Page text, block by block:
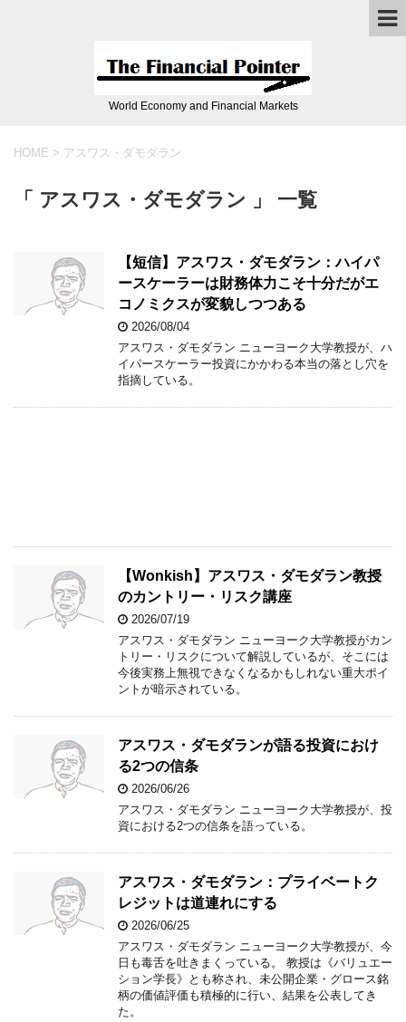
World Economy and Financial Markets
HOME > アスワス・ダモダラン
「 アスワス・ダモダラン 」 一覧
【短信】アスワス・ダモダラン：ハイパ
ースケーラーは財務体力こそ十分だがエ
コノミクスが変貌しつつある
2026/08/04
アスワス・ダモダラン ニューヨーク大学教授が、ハ
イパースケーラー投資にかかわる本当の落とし穴を
指摘している。
【Wonkish】アスワス・ダモダラン教授
のカントリー・リスク講座
2026/07/19
アスワス・ダモダラン ニューヨーク大学教授がカン
トリー・リスクについて解説しているが、そこには
今後実務上無視できなくなるかもしれない重大ポイ
ントが暗示されている。
アスワス・ダモダランが語る投資におけ
る2つの信条
2026/06/26
アスワス・ダモダラン ニューヨーク大学教授が、投
資における2つの信条を語っている。
アスワス・ダモダラン：プライベートク
レジットは道連れにする
2026/06/25
アスワス・ダモダラン ニューヨーク大学教授が、今
日も毒舌を吐きまくっている。 教授は《バリュエー
ション学長》とも称され、未公開企業・グロース銘
柄の価値評価も積極的に行い、結果を公表してき
た。